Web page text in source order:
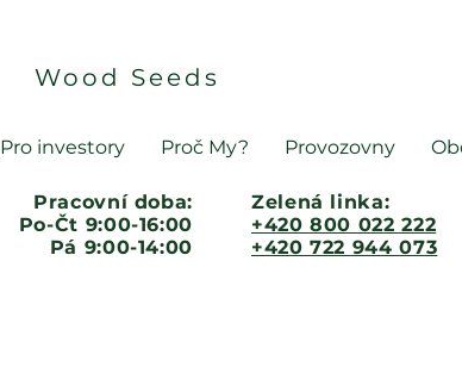
Wood Seeds
Pro investory Proč My? Provozovny
Pracovní doba:
Po-Čt 9:00-16:00
Pá 9:00-14:00
Zelená linka:
+420 800 022 222
+420 722 944 073